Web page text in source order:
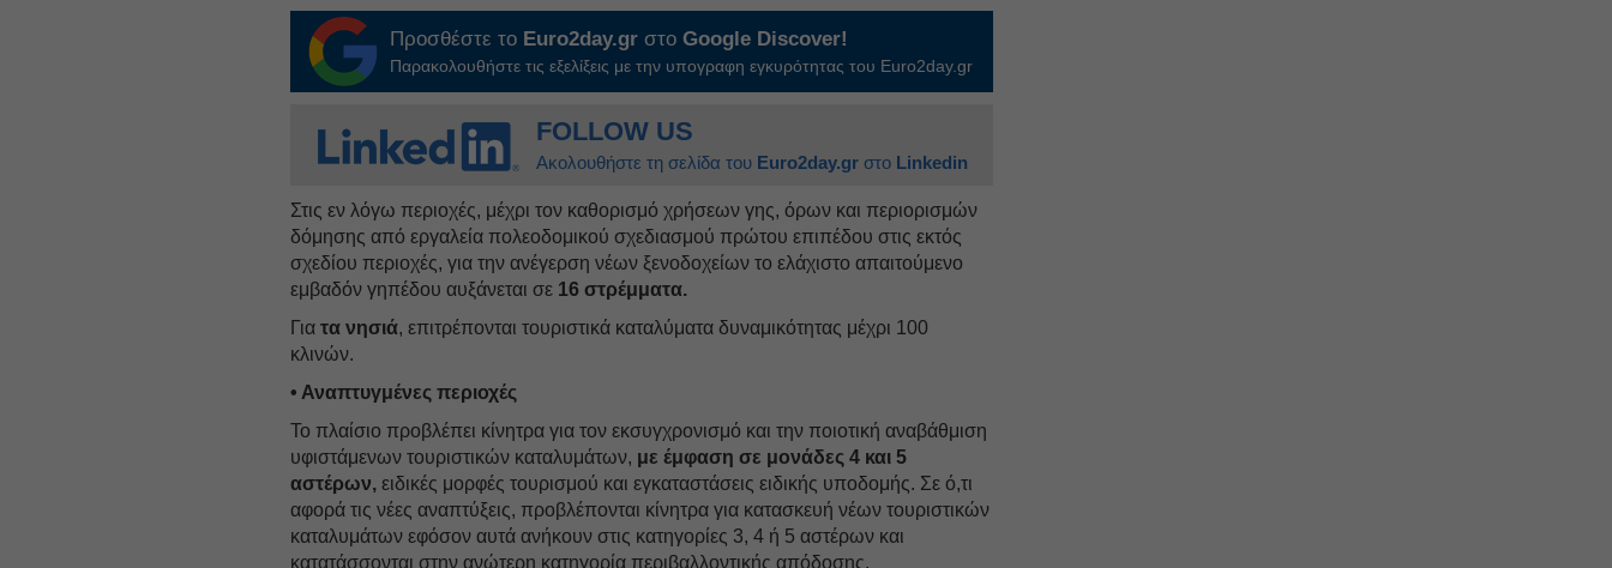
Προσθέστε το Euro2day.gr στοGoogle Discover!
Παρακολουθήστε τις εξελίξεις με την υπογραφη εγκυρότητας του Euro2day.gr
FOLLOW US
Ακολουθήστε τη σελίδα του Euro2day.gr στο Linkedin
Στις εν λόγω περιοχές, μέχρι τον καθορισμό χρήσεων γης, όρων και περιορισμών
δόμησης από εργαλεία πολεοδομικού σχεδιασμού πρώτου επιπέδου στις εκτός
σχεδίου περιοχές, για την ανέγερση νέων ξενοδοχείων το ελάχιστο απαιτούμενο
εμβαδόν γηπέδου αυξάνεται σε 16 στρέμματα.
Γιατα νησιά, επιτρέπονται τουριστικά καταλύματα δυναμικότητας μέχρι 100
κλινών.
• Αναπτυγμένες περιοχές
Το πλαίσιο προβλέπει κίνητρα για τον εκσυγχρονισμό και την ποιοτική αναβάθμιση
υφιστάμενων τουριστικών καταλυμάτων, με έμφαση σε μονάδες 4 και 5
αστέρων, ειδικές μορφές τουρισμού και εγκαταστάσεις ειδικής υποδομής. Σε ό,τι
αφορά τις νέες αναπτύξεις, προβλέπονται κίνητρα για κατασκευή νέων τουριστικών
καταλυμάτων εφόσον αυτά ανήκουν στις κατηγορίες 3, 4 ή 5 αστέρων και
κατατάσσονται στην ανώτερη κατηγορία περιβαλλοντικής απόδοσης.